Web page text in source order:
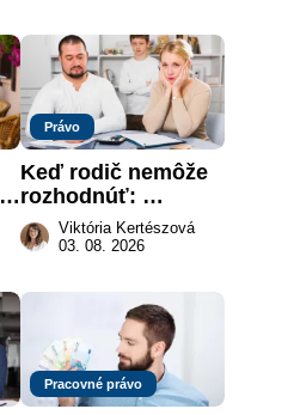
Právo
Keď rodič nemôže
rozhodnúť:
nahradenie prejavu
vôle súdom v
Viktória Kertészová
03. 08. 2026
Pracovné právo